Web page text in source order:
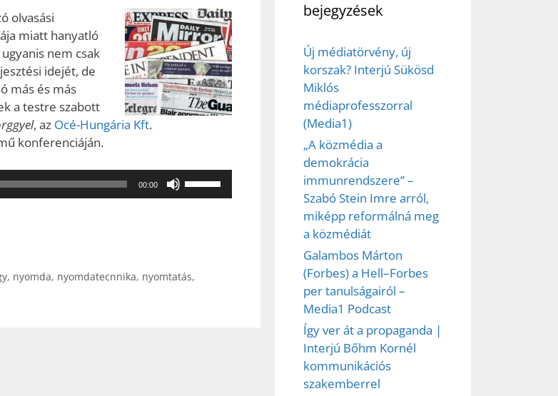
olvasási
miatt hanyatló
nem csak
idejét, de
más és más
a testre szabott
, az Océ-Hungária Kft.
konferenciáján.
00:00
A
hangerő
Fel/Le
, nyomda, nyomdatecnnika, nyomtatás,
bejegyzések
Új médiatörvény, új
korszak? Interjú Sükösd
Miklós
médiaprofesszorral
(Media1)
„A közmédia a
demokrácia
immunrendszere” –
Szabó Stein Imre arról,
miképp reformálná meg
a közmédiát
Galambos Márton
(Forbes) a Hell–Forbes
per tanulságairól –
Media1 Podcast
Így ver át a propaganda |
Interjú Bőhm Kornél
kommunikációs
szakemberrel